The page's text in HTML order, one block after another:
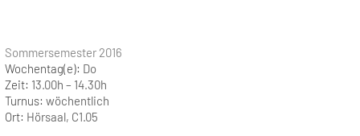
Sommersemester 2016
Wochentag(e): Do
Zeit: 13.00h – 14.30h
Turnus: wöchentlich
Ort: Hörsaal, C1.05